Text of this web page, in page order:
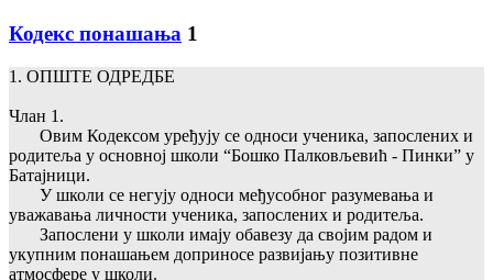
Кодекс понашања 1
1. ОПШТЕ ОДРЕДБЕ
Члан 1.
Овим Кодексом уређују се односи ученика, запослених и
родитеља у основној школи “Бошко Палковљевић - Пинки” у
Батајници.
У школи се негују односи међусобног разумевања и
уважавања личности ученика, запослених и родитеља.
Запослени у школи имају обавезу да својим радом и
укупним понашањем доприносе развијању позитивне
атмосфере у школи.